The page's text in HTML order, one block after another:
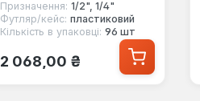
Призначення: 1/2", 1/4"
Футляр/кейс: пластиковий
Кількість в упаковці: 96 шт
Звичайна ціна:
2 068,00 ₴